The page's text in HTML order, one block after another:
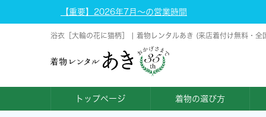
【重要】2026年7月～の営業時間
浴衣［大輪の花に猫柄］ | 着物レンタルあき (来店着付け無料・全
トップページ 着物の選び方